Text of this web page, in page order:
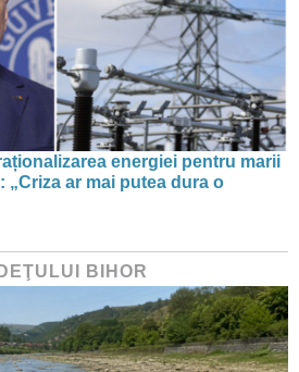
energiei pentru marii
ar mai putea dura o
BIHOR